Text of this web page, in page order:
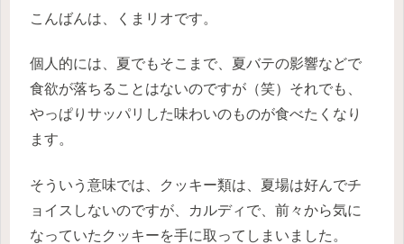
こんばんは、くまリオです。
個人的には、夏でもそこまで、夏バテの影響などで
食欲が落ちることはないのですが（笑）それでも、
やっぱりサッパリした味わいのものが食べたくなり
ます。
そういう意味では、クッキー類は、夏場は好んでチ
ョイスしないのですが、カルディで、前々から気に
なっていたクッキーを手に取ってしまいました。